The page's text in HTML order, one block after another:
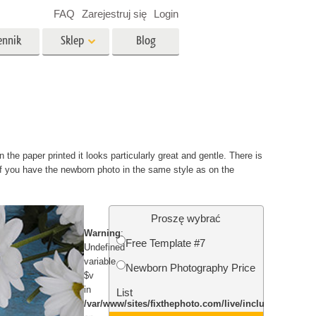
nieruchomości
Foto Przywracanie Usługi
Sklep
dla
Blog
FAQ Zarejestruj się Login
paper printed it looks particularly great and gentle. There is
have the newborn photo in the same style as on the
Proszę wybrać
Free Template #7
Newborn Photography Price
List
Warning:
Undefined
variable
$v
in
/var/www/sites/fixthephoto.com/live/includes/